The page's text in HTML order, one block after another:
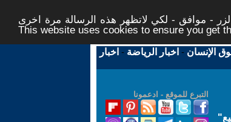
- موافق - لكي لاتظهر هذه الرسالة مرة اخرى -
This website uses cookies to ensure you get
الإنسان - اخبار الرياضة - اخبار
التبرع للموقع - ادعمونا
"